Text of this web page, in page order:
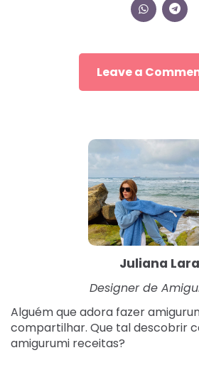
Leave a
Juliana Lara
Designer de
Alguém que adora fazer
compartilhar. Que tal descobrir
amigurumi receitas?